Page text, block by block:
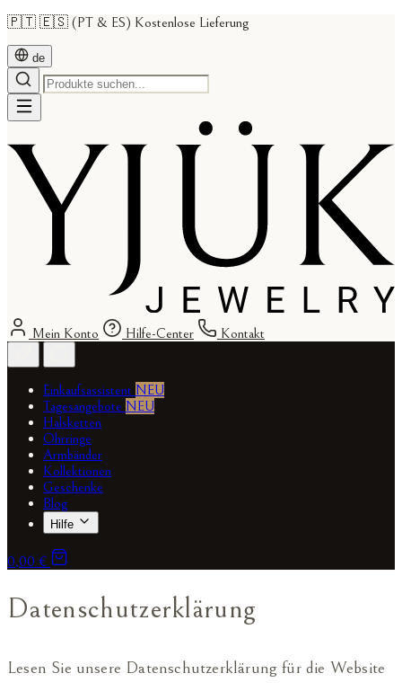
🇵🇹 🇪🇸 (PT & ES) Kostenlose Lieferung
de
Mein Konto Hilfe-Center Kontakt
Einkaufsassistent NEU
Tagesangebote NEU
Halsketten
Ohrringe
Armbänder
Kollektionen
Geschenke
Blog
Hilfe
0,00 €
Datenschutzerklärung
Lesen Sie unsere Datenschutzerklärung für die Website